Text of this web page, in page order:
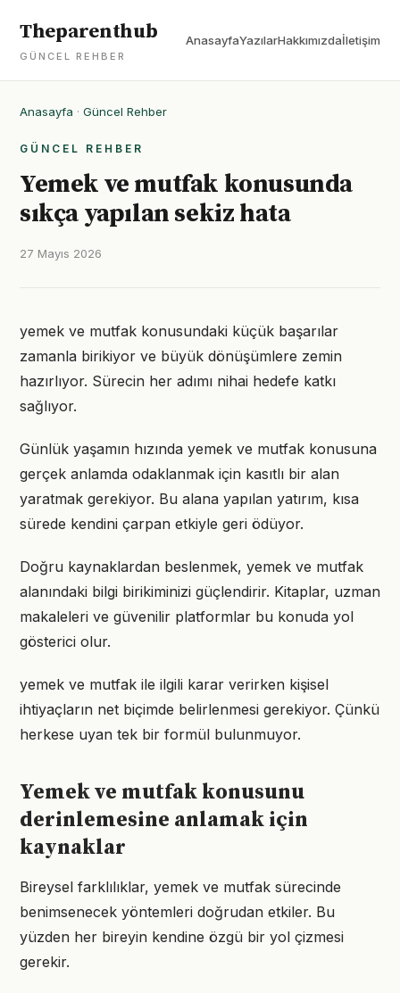
Theparenthub
GÜNCEL REHBER
AnasayfaYazılarHakkımızdaİletişim
Anasayfa · Güncel Rehber
GÜNCEL REHBER
Yemek ve mutfak konusunda
sıkça yapılan sekiz hata
27 Mayıs 2026
yemek ve mutfak konusundaki küçük başarılar
zamanla birikiyor ve büyük dönüşümlere zemin
hazırlıyor. Sürecin her adımı nihai hedefe katkı
sağlıyor.
Günlük yaşamın hızında yemek ve mutfak konusuna
gerçek anlamda odaklanmak için kasıtlı bir alan
yaratmak gerekiyor. Bu alana yapılan yatırım, kısa
sürede kendini çarpan etkiyle geri ödüyor.
Doğru kaynaklardan beslenmek, yemek ve mutfak
alanındaki bilgi birikiminizi güçlendirir. Kitaplar, uzman
makaleleri ve güvenilir platformlar bu konuda yol
gösterici olur.
yemek ve mutfak ile ilgili karar verirken kişisel
ihtiyaçların net biçimde belirlenmesi gerekiyor. Çünkü
herkese uyan tek bir formül bulunmuyor.
Yemek ve mutfak konusunu
derinlemesine anlamak için
kaynaklar
Bireysel farklılıklar, yemek ve mutfak sürecinde
benimsenecek yöntemleri doğrudan etkiler. Bu
yüzden her bireyin kendine özgü bir yol çizmesi
gerekir.